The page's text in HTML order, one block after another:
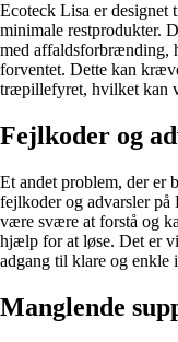
Ecoteck Lisa er
minimale restprodukter.
med affaldsforbrænding,
forventet. Dette kan
træpillefyret, hvilket kan
Fejlkoder og
Et andet problem, der er
fejlkoder og advarsler
være svære at forstå og
hjælp for at løse. Det er
adgang til klare og
Manglende